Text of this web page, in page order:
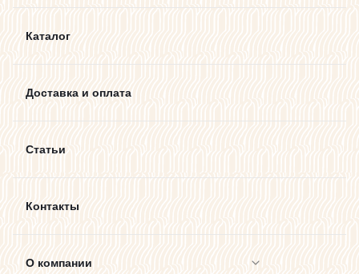
Каталог
Доставка и оплата
Статьи
Контакты
О компании